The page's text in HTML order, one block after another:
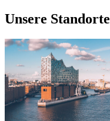
Unsere Standorte